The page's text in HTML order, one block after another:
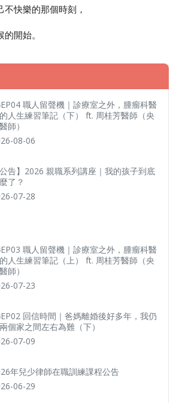
快樂的那個時刻，
開始。
職人留聲機｜診療室之外，腫瘤科醫
人生練習筆記（下） ft. 周桂芳醫師（央
師）
08-06
公告】2026 親職系列講座｜我的孩子到底
了？
07-28
職人留聲機｜診療室之外，腫瘤科醫
人生練習筆記（上） ft. 周桂芳醫師（央
師）
07-23
回信時間｜爸媽離婚後好多年，我仍
個家之間左右為難（下）
07-09
年兒少律師在職訓練課程公告
06-29